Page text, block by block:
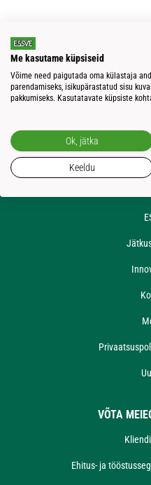
LENGIKRUVI CLICK-IN
1 st 1
VÕTA
Ehitus- ja
Me kasutame küpsiseid
Võime need paigutada oma külastaja
parendamiseks, isikupärastatud sisu
pakkumiseks. Kasutatavate küpsiste
Ok, jätka
Keeldu